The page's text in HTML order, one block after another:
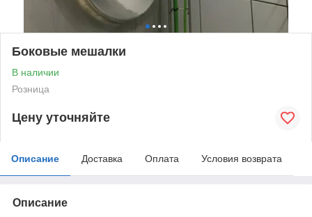
Боковые мешалки
В наличии
Розница
Цену уточняйте
Описание Доставка Оплата Условия возврата
Описание